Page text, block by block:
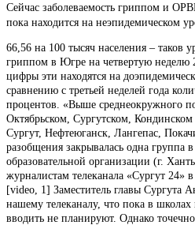
Сейчас заболеваемость гриппом и
пока находится на неэпидемическом
66,56 на 100 тысяч населения – таков
гриппом в Югре на четвертую неделю
цифры эти находятся на
сравнению с третьей неделей года
процентов. «Выше среднеокружного
Октябрьском, Сургутском, Кондинском
Сургут, Нефтеюганск, Лангепас,
разобщения закрывалась одна группа
образовательной организации (г.
журналистам телеканала «Сургут 24»
[video, 1] Заместитель главы Сургута
нашему телеканалу, что пока в
вводить не планируют. Однако